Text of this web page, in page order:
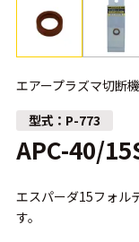
エアープラズマ切断
P-773
APC-40/
エスパーダ15フォル
す。